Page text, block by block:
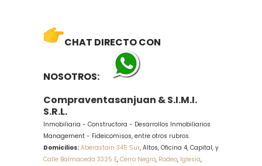
CHAT DIRECTO CON
NOSOTROS:
Compraventasanjuan & S.I.M.I.
S.R.L.
Inmobiliaria - Constructora - Desarrollos Inmobiliarios
Management - Fideicomisos, entre otros rubros.
Domicilios: Aberastain 345 Sur, Altos, Oficina 4, Capital, y
Calle Balmaceda 3325 E, Cerro Negro, Rodeo, Iglesia,